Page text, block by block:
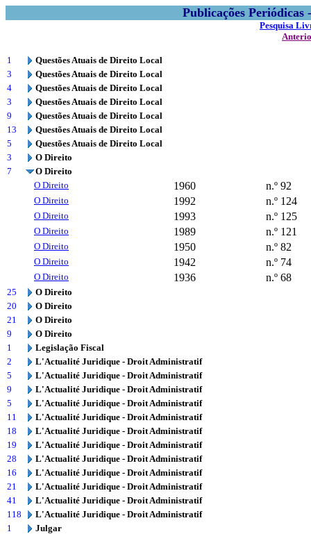
Publicações
Pesquisa
1
Questões Atuais de Direito Local
3
Questões Atuais de Direito Local
4
Questões Atuais de Direito Local
3
Questões Atuais de Direito Local
9
Questões Atuais de Direito Local
13
Questões Atuais de Direito Local
5
Questões Atuais de Direito Local
3
O Direito
7
O Direito
O Direito
1960 n.º 92
O Direito 1992 n.º 124
O Direito 1993 n.º 125
O Direito 1989 n.º 121
O Direito 1950 n.º 82
O Direito 1942 n.º 74
O Direito 1936 n.º 68
25
O Direito
20
O Direito
21
O Direito
9
O Direito
1
Legislação Fiscal
2
L'Actualité Juridique - Droit Administratif
5
L'Actualité Juridique - Droit Administratif
9
L'Actualité Juridique - Droit Administratif
5
L'Actualité Juridique - Droit Administratif
11
L'Actualité Juridique - Droit Administratif
18
L'Actualité Juridique - Droit Administratif
19
L'Actualité Juridique - Droit Administratif
28
L'Actualité Juridique - Droit Administratif
16
L'Actualité Juridique - Droit Administratif
21
L'Actualité Juridique - Droit Administratif
41
L'Actualité Juridique - Droit Administratif
118
L'Actualité Juridique - Droit Administratif
1
Julgar